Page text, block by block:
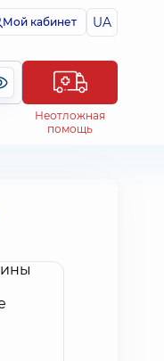
Мой кабинет UA
Неотложная
помощь